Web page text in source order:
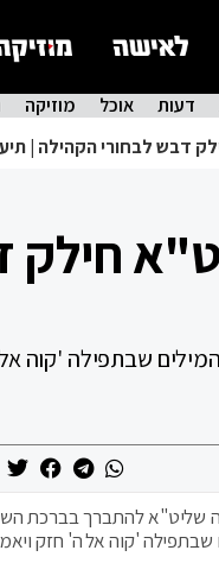
דעות אוכל מוזיקה
דבש לבחורי הקהילה |
חילק
שבתפילה 'קוה
שליט"א להתברך בברכת
'קוה אל ה' חזק